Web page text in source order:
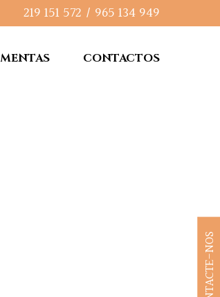
219 151 572 / 965 134 949
CONTACTOS
CONTACTE-NOS